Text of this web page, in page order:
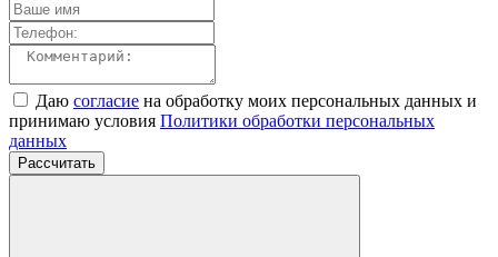
Даю согласие на обработку моих персональных данных и
принимаю условия Политики обработки персональных
данных
Рассчитать